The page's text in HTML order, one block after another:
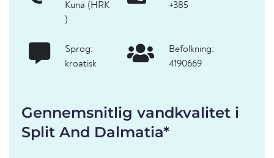
Kuna (HRK
)
+385
Sprog:
kroatisk
Befolkning:
4190669
Gennemsnitlig vandkvalitet i
Split And Dalmatia*